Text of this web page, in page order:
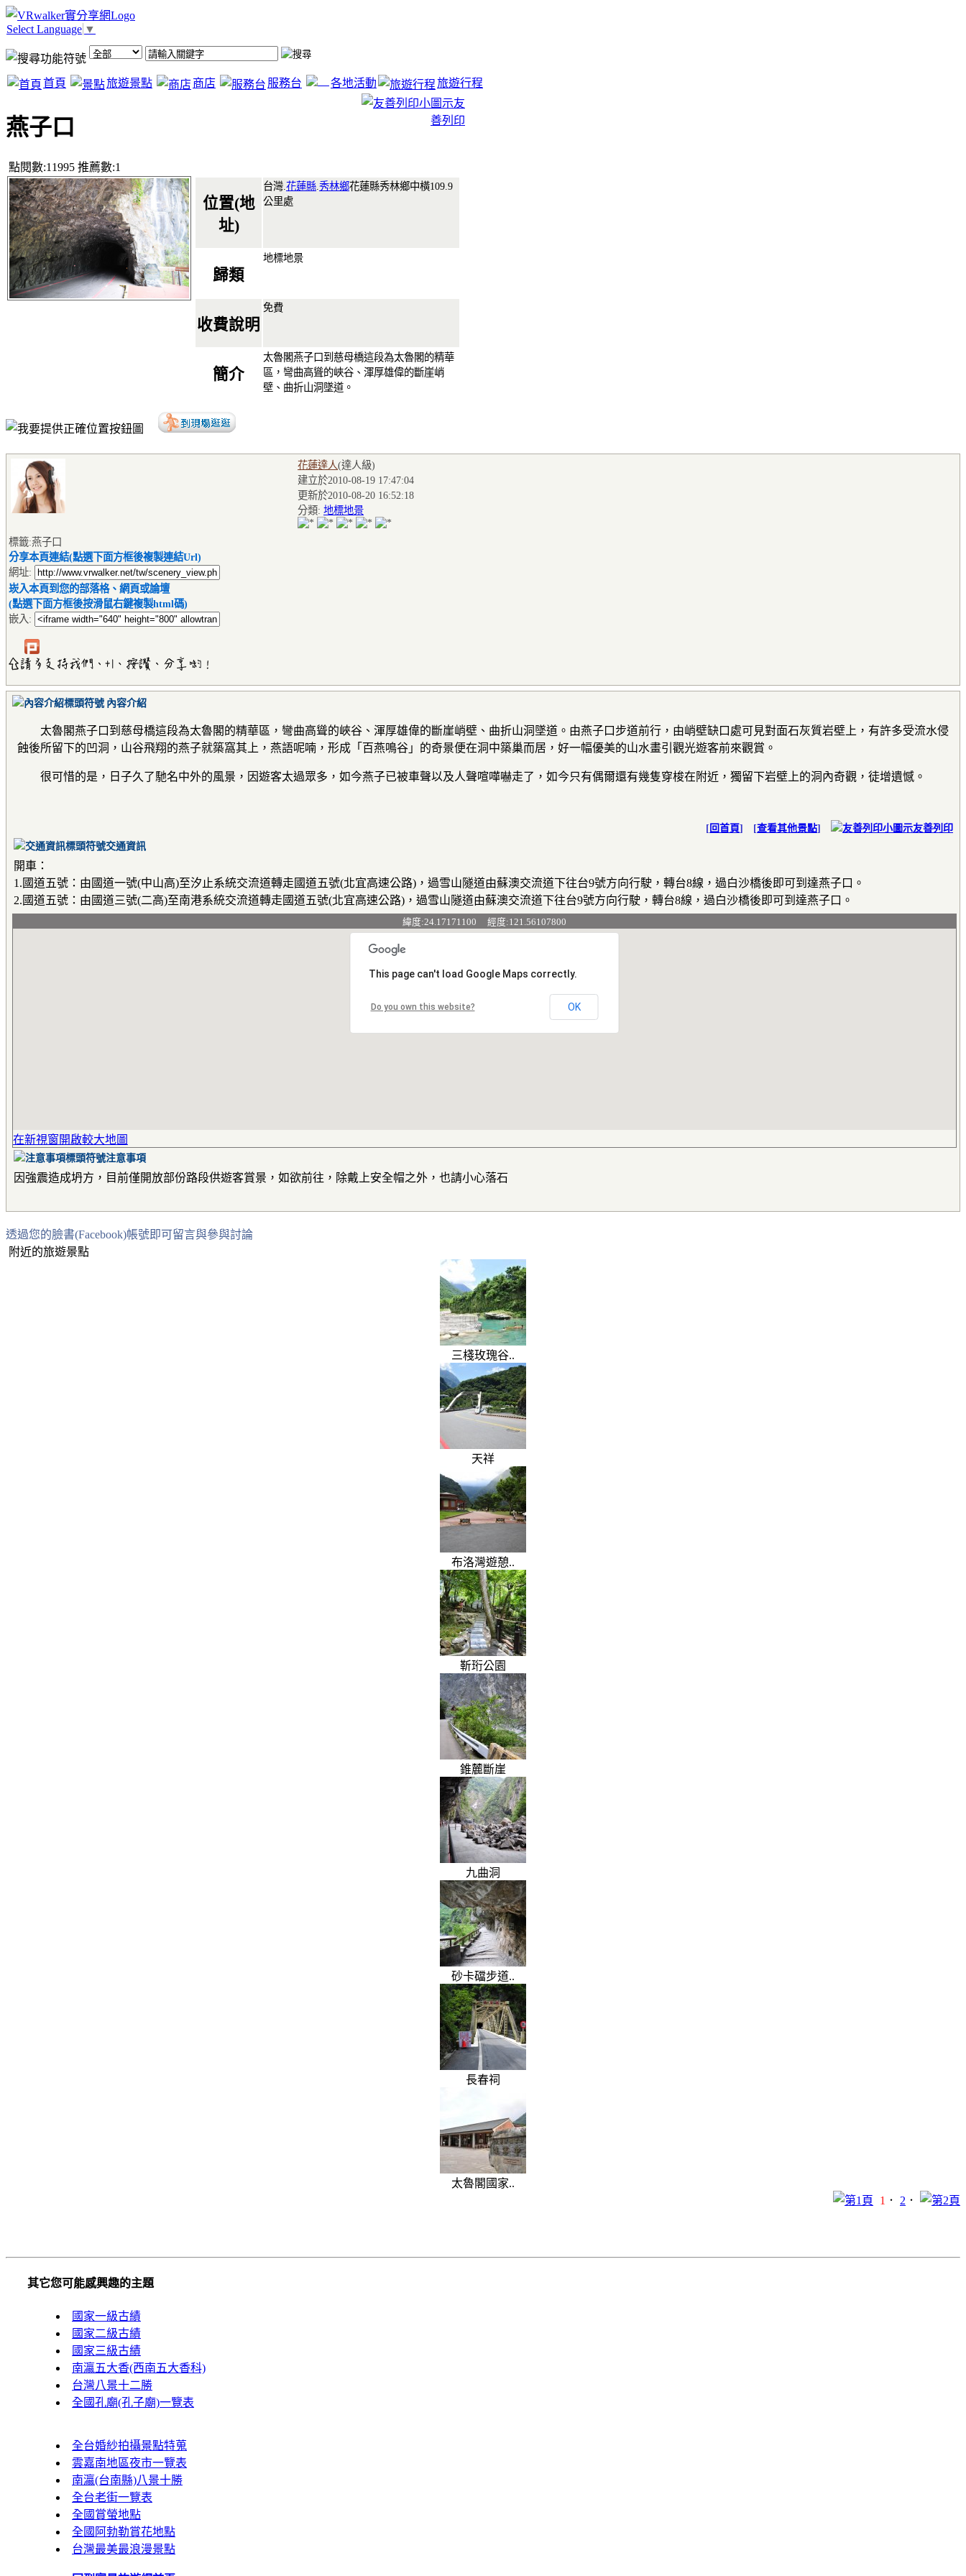
Select Language ▼
首頁 旅遊景點 商店 服務台 各地活動 旅遊行程
燕子口
點閱數:11995 推薦數:1
友
善列印
位置(地
址)
台灣. 花蓮縣 秀林鄉花蓮縣秀林鄉中橫109.9
公里處
歸類
地標地景
收費說明
免費
簡介
太魯閣燕子口到慈母橋這段為太魯閣的精華
區，彎曲高聳的峽谷、渾厚雄偉的斷崖峭
壁、曲折山洞墜道。
花蓮達人(達人級)
建立於2010-08-19 17:47:04
更新於2010-08-20 16:52:18
分類: 地標地景
標籤:燕子口
分享本頁連結(點選下面方框後複製連結Url)
網址:
崁入本頁到您的部落格、網頁或論壇
(點選下面方框後按滑鼠右鍵複製html碼)
嵌入:
內容介紹
太魯閣燕子口到慈母橋這段為太魯閣的精華區，彎曲高聳的峽谷、渾厚雄偉的斷崖峭壁、曲折山洞墜道。由燕子口步道前行，由峭壁缺口處可見對面石灰質岩壁上，有許多受流水侵
蝕後所留下的凹洞，山谷飛翔的燕子就築窩其上，燕語呢喃，形成「百燕鳴谷」的奇景便在洞中築巢而居，好一幅優美的山水畫引觀光遊客前來觀賞。
很可惜的是，日子久了馳名中外的風景，因遊客太過眾多，如今燕子已被車聲以及人聲喧嘩嚇走了，如今只有偶爾還有幾隻穿梭在附近，獨留下岩壁上的洞內奇觀，徒增遺憾。
[ 回首頁] [查看其他景點]
友善列印
交通資訊
開車：
1.國道五號：由國道一號(中山高)至汐止系統交流道轉走國道五號(北宜高速公路)，過雪山隧道由蘇澳交流道下往台9號方向行駛，轉台8線，過白沙橋後即可到達燕子口。
2.國道五號：由國道三號(二高)至南港系統交流道轉走國道五號(北宜高速公路)，過雪山隧道由蘇澳交流道下往台9號方向行駛，轉台8線，過白沙橋後即可到達燕子口。
緯度:24.17171100 經度:121.56107800
This page can't load Google Maps correctly.
Do you own this website? OK
在新視窗開啟較大地圖
注意事項
因強震造成坍方，目前僅開放部份路段供遊客賞景，如欲前往，除戴上安全帽之外，也請小心落石
透過您的臉書(Facebook)帳號即可留言與參與討論
附近的旅遊景點
三棧玫瑰谷..
天祥
布洛灣遊憩..
靳珩公園
錐麓斷崖
九曲洞
砂卡礑步道..
長春祠
太魯閣國家..
1 ． 2 ．
其它您可能感興趣的主題
國家一級古績
國家二級古績
國家三級古績
南瀛五大香(西南五大香科)
台灣八景十二勝
全國孔廟(孔子廟)一覽表
全台婚紗拍攝景點特蒐
雲嘉南地區夜市一覽表
南瀛(台南縣)八景十勝
全台老街一覽表
全國賞螢地點
全國阿勃勒賞花地點
台灣最美最浪漫景點